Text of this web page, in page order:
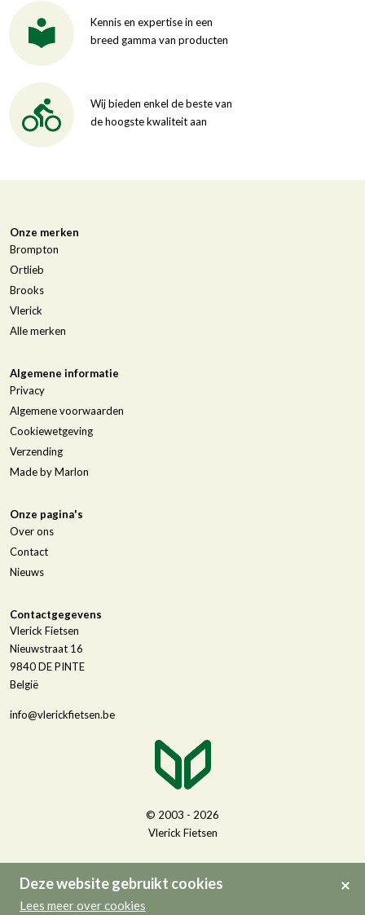
Deze website gebruikt cookies
Lees meer over cookies
Kennis en expertise in een
breed gamma van producten
Wij bieden enkel de beste van
de hoogste kwaliteit aan
Onze merken
Brompton
Ortlieb
Brooks
Vlerick
Alle merken
Algemene informatie
Privacy
Algemene voorwaarden
Cookiewetgeving
Verzending
Made by Marlon
Onze pagina's
Over ons
Contact
Nieuws
Contactgegevens
Vlerick Fietsen
Nieuwstraat 16
9840DE PINTE
België
info@vlerickfietsen.be
© 2003 - 2026
Vlerick Fietsen